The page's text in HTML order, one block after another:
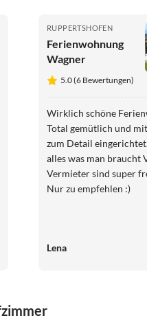
RUPPERTSHOFEN
Ferienwohnung
Wagner
5.0 (6 Bewertungen)
Wirklich schöne
Total gemütlich und
zum Detail
alles was man braucht
Vermieter sind super
Nur zu empfehlen :)
Lena